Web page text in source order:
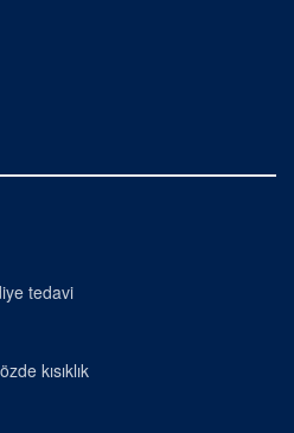
tedavi
kısıklık